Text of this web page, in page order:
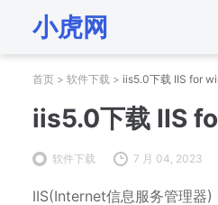
小虎网
首页 > 软件下载 > iis5.0下载 IIS for
iis5.0下载 IIS
软件下载 7 月 04, 2023
IIS(Internet信息服务管理器